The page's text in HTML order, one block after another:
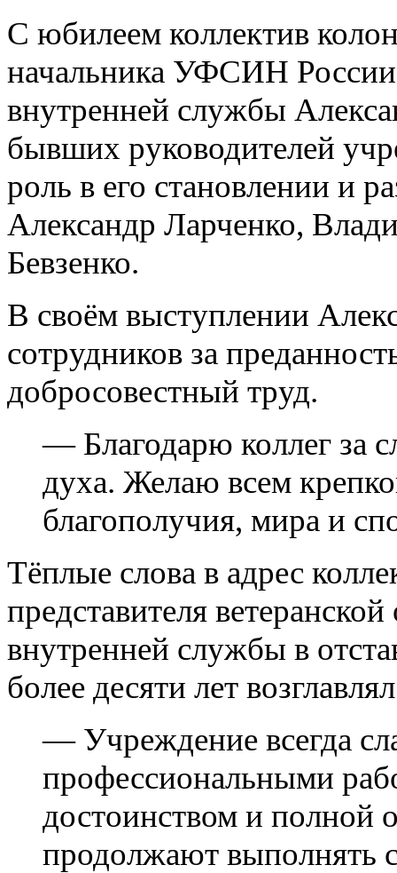
С юбилеем коллектив
начальника УФСИН России
внутренней службы
бывших руководителей
роль в его становлении и
Александр Ларченко,
Бевзенко.
В своём выступлении
сотрудников за
добросовестный труд.
— Благодарю коллег за
духа. Желаю всем
благополучия, мира и
Тёплые слова в адрес
представителя
внутренней службы в
более десяти лет
— Учреждение всегда
профессиональными
достоинством и полной
продолжают выполнять